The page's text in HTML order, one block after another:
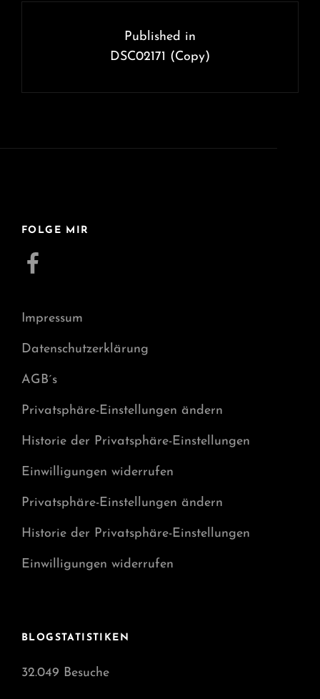
Published in
DSC02171 (Copy)
FOLGE MIR
Facebook
Impressum
Datenschutzerklärung
AGB´s
Privatsphäre-Einstellungen ändern
Historie der Privatsphäre-Einstellungen
Einwilligungen widerrufen
Privatsphäre-Einstellungen ändern
Historie der Privatsphäre-Einstellungen
Einwilligungen widerrufen
BLOGSTATISTIKEN
32.049 Besuche